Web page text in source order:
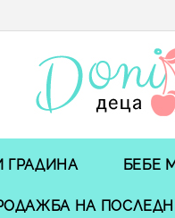
ГРАДИНА БЕБЕ
НА